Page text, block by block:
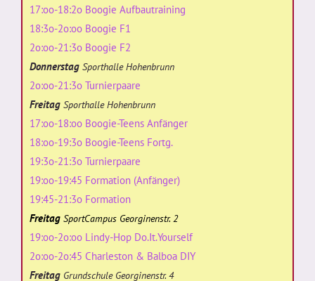
17:oo-18:2o Boogie Aufbautraining
18:3o-2o:oo Boogie F1
2o:oo-21:3o Boogie F2
Donnerstag Sporthalle Hohenbrunn
2o:oo-21:3o Turnierpaare
Freitag Sporthalle Hohenbrunn
17:oo-18:oo Boogie-Teens Anfänger
18:oo-19:3o Boogie-Teens Fortg.
19:3o-21:3o Turnierpaare
19:oo-19:45 Formation (Anfänger)
19:45-21:3o Formation
Freitag SportCampus Georginenstr. 2
19:oo-2o:oo Lindy-Hop Do.It.Yourself
2o:oo-2o:45 Charleston & Balboa DIY
Freitag Grundschule Georginenstr. 4